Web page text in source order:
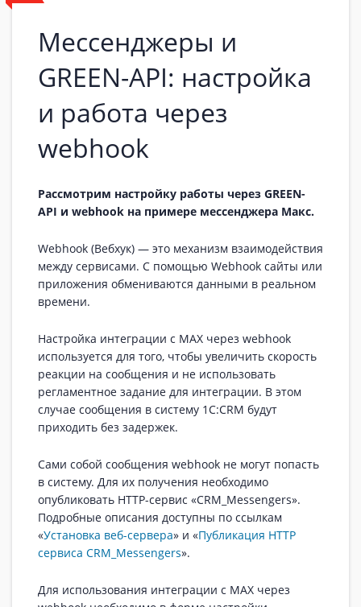
Мессенджеры и
GREEN-API: настройка
и работа через
webhook
Рассмотрим настройку работы через GREEN-
API и webhook на примере мессенджера Макс.
Webhook (Вебхук) — это механизм взаимодействия
между сервисами. С помощью Webhook сайты или
приложения обмениваются данными в реальном
времени.
Настройка интеграции с MAX через webhook
используется для того, чтобы увеличить скорость
реакции на сообщения и не использовать
регламентное задание для интеграции. В этом
случае сообщения в систему 1С:CRM будут
приходить без задержек.
Сами собой сообщения webhook не могут попасть
в систему. Для их получения необходимо
опубликовать HTTP-сервис «CRM_Messengers».
Подробные описания доступны по ссылкам
«Установка веб-сервера» и «Публикация HTTP
сервиса CRM_Messengers».
Для использования интеграции с MAX через